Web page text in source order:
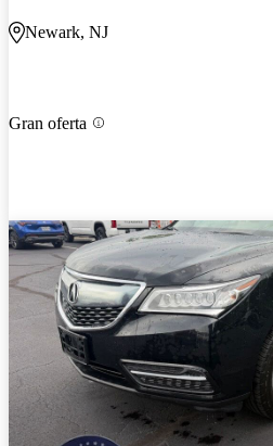
Newark, NJ
Gran oferta